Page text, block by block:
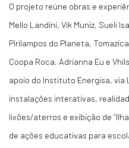
O projeto reúne obras e
Mello Landini, Vik Muniz, Sueli
Pirilampos do Planeta,
Coopa Roca, Adrianna Eu e
apoio do Instituto Energisa, via
instalações interativas,
lixões/aterros e exibição de
de ações educativas para